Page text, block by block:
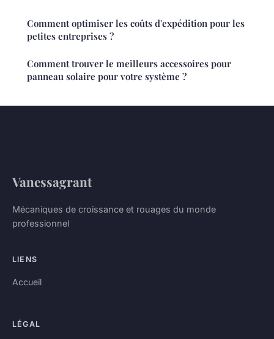
Comment optimiser les coûts d'expédition pour les
petites entreprises ?
Comment trouver le meilleurs accessoires pour
panneau solaire pour votre système ?
Vanessagrant
Mécaniques de croissance et rouages du monde
professionnel
LIENS
Accueil
LÉGAL